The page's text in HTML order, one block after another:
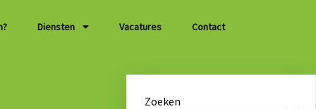
Diensten Vacatures Contact
Zoeken